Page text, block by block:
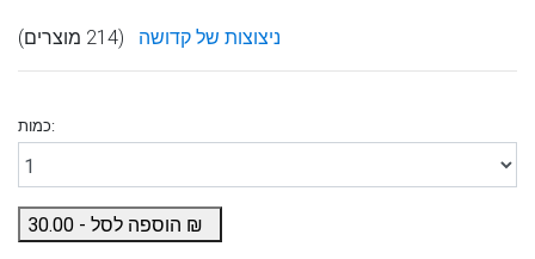
ניצוצות של קדושה (214 מוצרים)
כמות:
הוספה לסל - 30.00